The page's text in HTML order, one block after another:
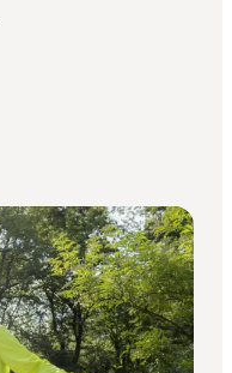
i Kystlandet"
i Kystlandet on_map